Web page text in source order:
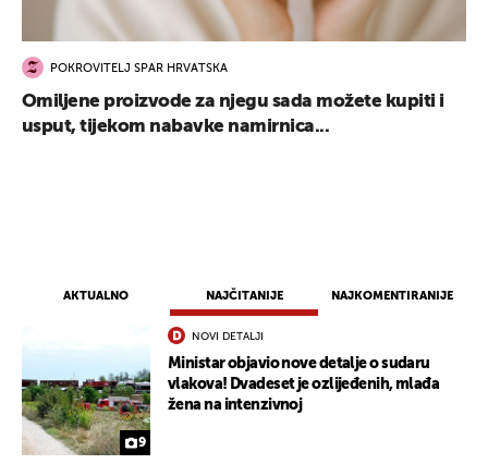
AKTUALNO NAJČITANIJE NAJKOMENTIRANIJE
9
NOVI DETALJI
Ministar objavio nove detalje o sudaru
vlakova! Dvadeset je ozlijeđenih, mlađa
žena na intenzivnoj
POKROVITELJ SPAR HRVATSKA
Omiljene proizvode za njegu sada možete kupiti i
usput, tijekom nabavke namirnica...